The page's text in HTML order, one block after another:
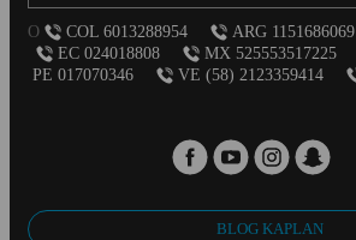
O COL 6013288954 ARG 1151686069
EC 024018808
MX 525553517225
PE 017070346
VE (58) 2123359414
BLOG KAPLAN